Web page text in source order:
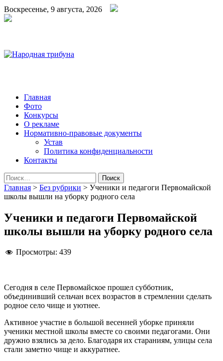
Воскресенье, 9 августа, 2026
Народная трибуна
Калининская районная газета
Главная
Фото
Конкурсы
О рекламе
Нормативно-правовые документы
Устав
Политика конфиденциальности
Контакты
Найти:
Главная > Без рубрики > Ученики и педагоги Первомайской
школы вышли на уборку родного села
Ученики и педагоги Первомайской
школы вышли на уборку родного села
Просмотры: 439
Сегодня в селе Первомайское прошел субботник,
объединивший сельчан всех возрастов в стремлении сделать
родное село чище и уютнее.
Активное участие в большой весенней уборке приняли
ученики местной школы вместе со своими педагогами. Они
дружно взялись за дело. Благодаря их стараниям, улицы села
стали заметно чище и аккуратнее.